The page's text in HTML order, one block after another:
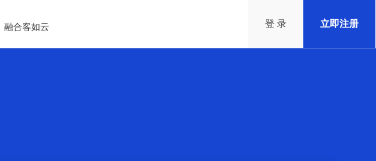
融合客如云 登 录 立即注册